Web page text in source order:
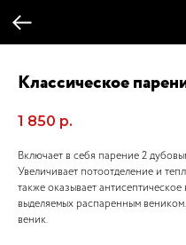
Классическое
1 850 р.
Включает в себя парение 2
Увеличивает потоотделение и
также оказывает
выделяемых распаренным
веник.